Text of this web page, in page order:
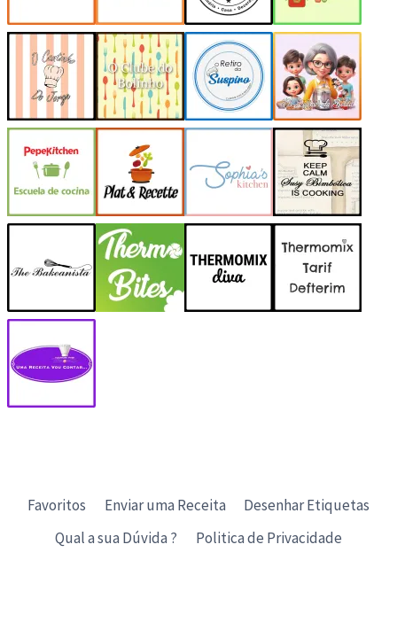
Favoritos Enviar uma Receita
Desenhar Etiquetas
Qual a sua Dúvida ?
Politica de Privacidade